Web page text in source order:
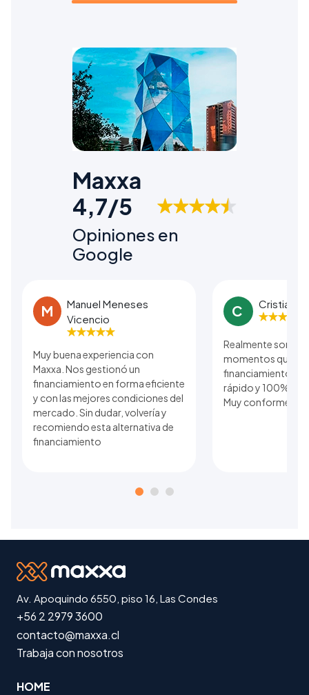
Maxxa
4,7/5
Opiniones en
Google
M
Manuel Meneses
Vicencio
Muy buena experiencia con
Maxxa. Nos gestionó un
financiamiento en forma eficiente
y con las mejores condiciones del
mercado. Sin dudar, volvería y
recomiendo esta alternativa de
financiamiento
C Cristian
Realmente son
momentos que se
financiamiento. El
rápido y 100%
Muy conforme
Av. Apoquindo 6550, piso 16, Las Condes
+56 2 2979 3600
contacto@maxxa.cl
Trabaja con nosotros
HOME